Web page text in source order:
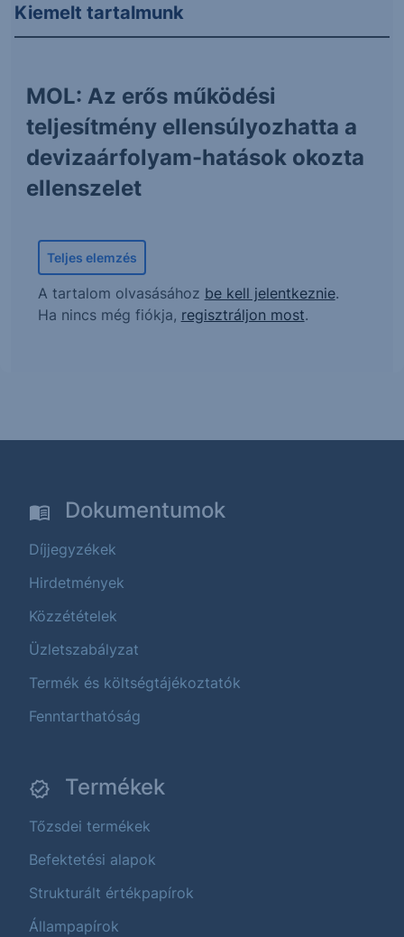
Kiemelt tartalmunk
MOL: Az erős működési
teljesítmény ellensúlyozhatta a
devizaárfolyam-hatások okozta
ellenszelet
Teljes elemzés
A tartalom olvasásához be kell jelentkeznie.
Ha nincs még fiókja, regisztráljon most.
Dokumentumok
Díjjegyzékek
Hirdetmények
Közzétételek
Üzletszabályzat
Termék és költségtájékoztatók
Fenntarthatóság
Termékek
Tőzsdei termékek
Befektetési alapok
Strukturált értékpapírok
Állampapírok